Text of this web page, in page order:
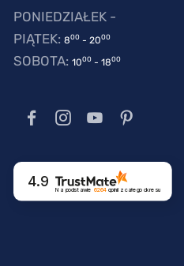
PONIEDZIAŁEK -
PIĄTEK: 800 - 2000
SOBOTA: 1000 - 1800
4.9
Na podstawie 6264opinii z całego okresu